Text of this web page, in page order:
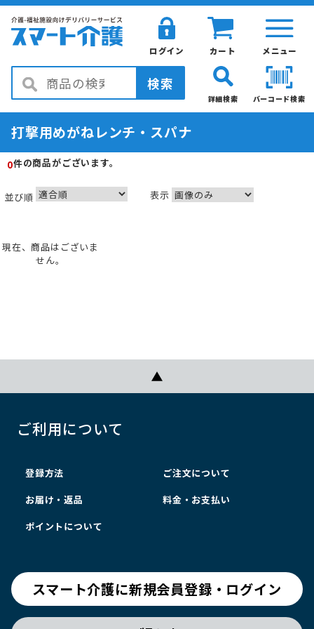
メニュー
カート
ログイン
検索
バーコード検索
詳細検索
打撃用めがねレンチ・スパナ
0件の商品がございます。
並び順 表示
現在、商品はございま
せん。
ご利用について
登録方法 ご注文について
お届け・返品 料金・お支払い
ポイントについて
スマート介護に新規会員登録・ログイン